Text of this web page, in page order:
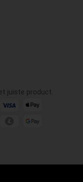
juiste product.